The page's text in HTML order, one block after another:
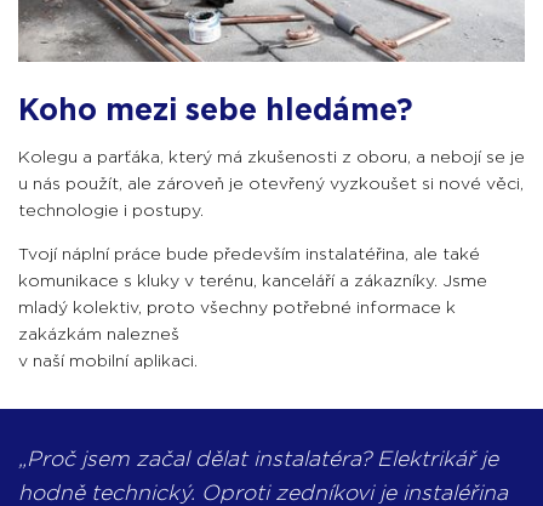
Koho mezi sebe hledáme?
Kolegu a parťáka, který má zkušenosti z oboru, a nebojí se je
u nás použít, ale zároveň je otevřený vyzkoušet si nové věci,
technologie i postupy.
Tvojí náplní práce bude především instalatéřina, ale také
komunikace s kluky v terénu, kanceláří a zákazníky. Jsme
mladý kolektiv, proto všechny potřebné informace k
zakázkám nalezneš
v naší mobilní aplikaci.
Proč jsem začal dělat instalatéra? Elektrikář je
hodně technický. Oproti zedníkovi je instaléřina